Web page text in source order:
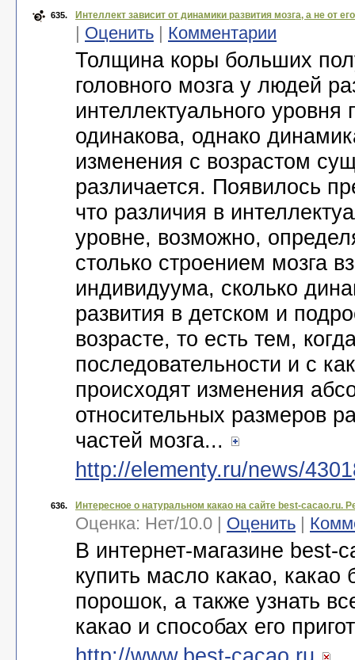
635. Интеллект зависит от динамики развития мозга, а не от
| Оценить | Комментарии
Толщина коры больших
головного мозга у людей
интеллектуального уровня
одинакова, однако
изменения с возрастом
различается. Появилось
что различия в
уровне, возможно,
столько строением мозга
индивидуума, сколько
развития в детском и
возрасте, то есть тем,
последовательности и с
происходят изменения
относительных размеров
частей мозга...
http://elementy.ru/news/
636. Интересное о натуральном какао на сайте best-cacao.ru.
Оценка: Нет/10.0 | Оценить |
В интернет-магазине best-
купить масло какао, какао
порошок, а также узнать
какао и способах его